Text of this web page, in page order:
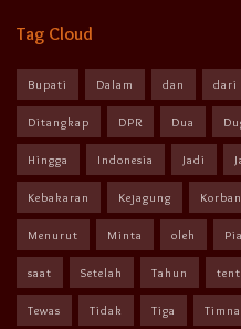
Tag Cloud
Bupati Dalam dan dari
Ditangkap DPR Dua
Hingga Indonesia Jadi
Kebakaran Kejagung Korban
Menurut Minta oleh
saat Setelah Tahun
Tewas Tidak Tiga